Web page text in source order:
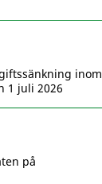
inom
1 juli 2026
på